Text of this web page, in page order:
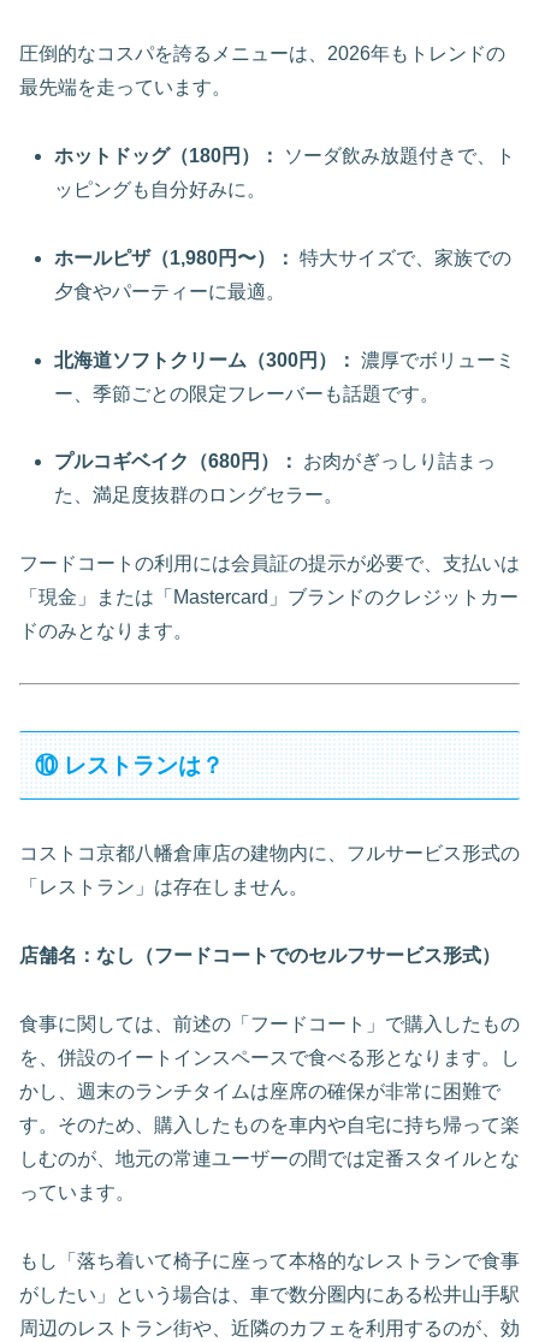
圧倒的なコスパを誇るメニューは、2026年もトレンドの
最先端を走っています。
ホットドッグ（180円）：
ソーダ飲み放題付きで、ト
ッピングも自分好みに。
ホールピザ（1,980円〜）： 特大サイズで、家族での
夕食やパーティーに最適。
北海道ソフトクリーム（300円）： 濃厚でボリューミ
ー、季節ごとの限定フレーバーも話題です。
プルコギベイク（680円）：
お肉がぎっしり詰まっ
た、満足度抜群のロングセラー。
フードコートの利用には会員証の提示が必要で、支払いは
「現金」または「Mastercard」ブランドのクレジットカー
ドのみとなります。
⑩ レストランは？
コストコ京都八幡倉庫店の建物内に、フルサービス形式の
「レストラン」は存在しません。
店舗名：なし（フードコートでのセルフサービス形式）
食事に関しては、前述の「フードコート」で購入したもの
を、併設のイートインスペースで食べる形となります。し
かし、週末のランチタイムは座席の確保が非常に困難で
す。そのため、購入したものを車内や自宅に持ち帰って楽
しむのが、地元の常連ユーザーの間では定番スタイルとな
っています。
もし「落ち着いて椅子に座って本格的なレストランで食事
がしたい」という場合は、車で数分圏内にある松井山手駅
周辺のレストラン街や、近隣のカフェを利用するのが、効